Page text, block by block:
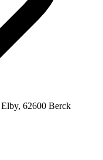
Elby, 62600 Berck